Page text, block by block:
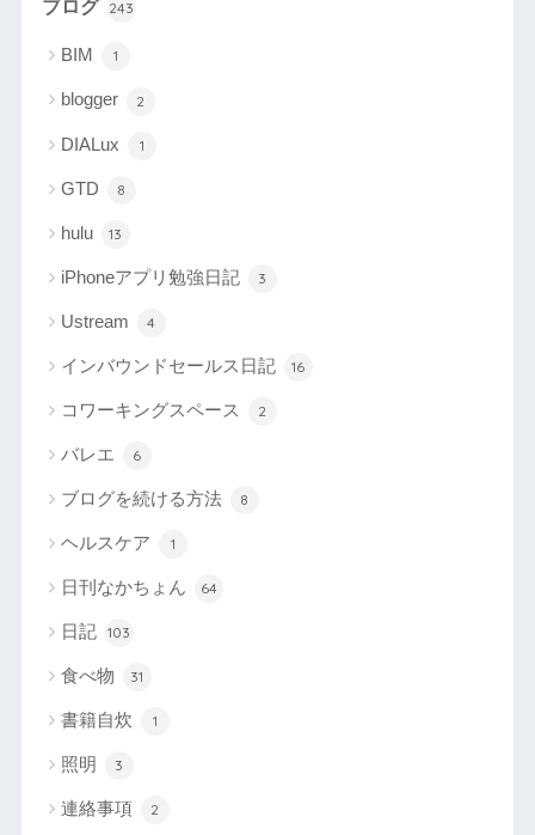
ブログ 243
BIM 1
blogger 2
DIALux 1
GTD 8
hulu 13
iPhoneアプリ勉強日記 3
Ustream 4
インバウンドセールス日記 16
コワーキングスペース 2
バレエ 6
ブログを続ける方法 8
ヘルスケア 1
日刊なかちょん 64
日記 103
食べ物 31
書籍自炊 1
照明 3
連絡事項 2